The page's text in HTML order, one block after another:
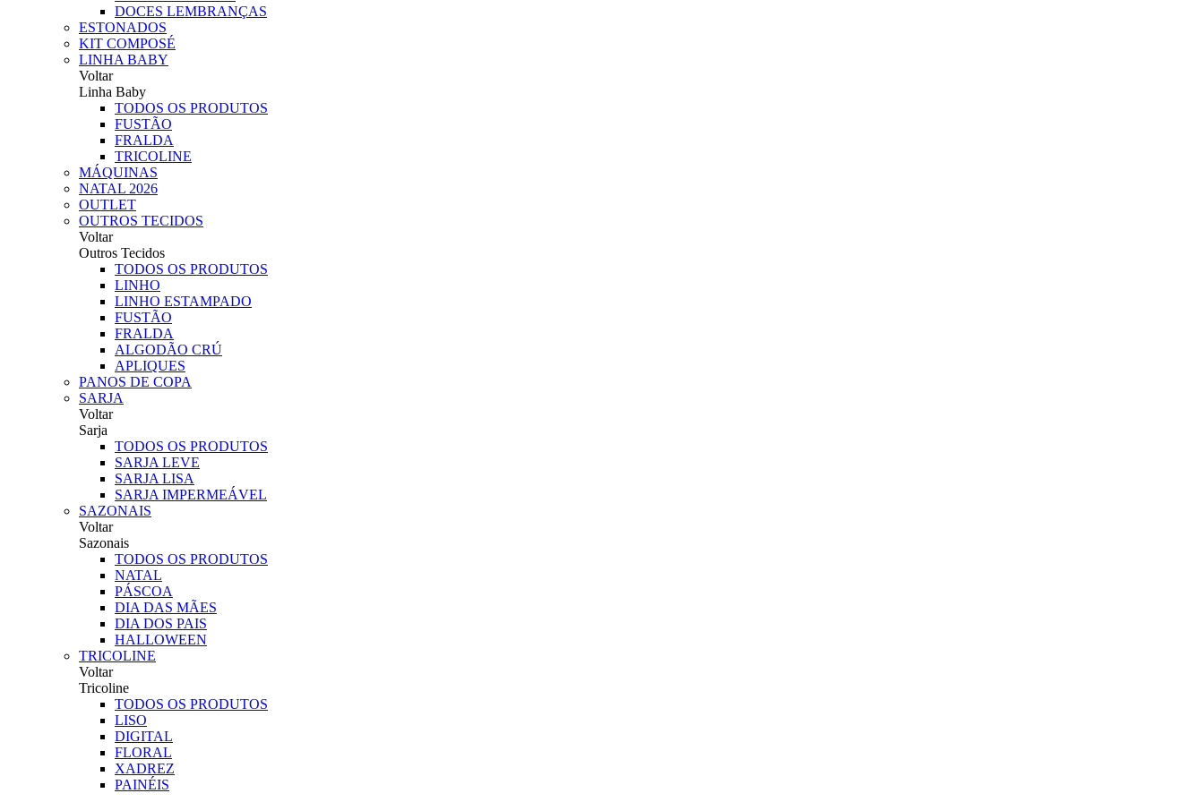
DOCES LEMBRANÇAS
ESTONADOS
KIT COMPOSÉ
LINHA BABY
Voltar
Linha Baby
TODOS OS PRODUTOS
FUSTÃO
FRALDA
TRICOLINE
MÁQUINAS
NATAL 2026
OUTLET
OUTROS TECIDOS
Voltar
Outros Tecidos
TODOS OS PRODUTOS
LINHO
LINHO ESTAMPADO
FUSTÃO
FRALDA
ALGODÃO CRÚ
APLIQUES
PANOS DE COPA
SARJA
Voltar
Sarja
TODOS OS PRODUTOS
SARJA LEVE
SARJA LISA
SARJA IMPERMEÁVEL
SAZONAIS
Voltar
Sazonais
TODOS OS PRODUTOS
NATAL
PÁSCOA
DIA DAS MÃES
DIA DOS PAIS
HALLOWEEN
TRICOLINE
Voltar
Tricoline
TODOS OS PRODUTOS
LISO
DIGITAL
FLORAL
XADREZ
PAINÉIS